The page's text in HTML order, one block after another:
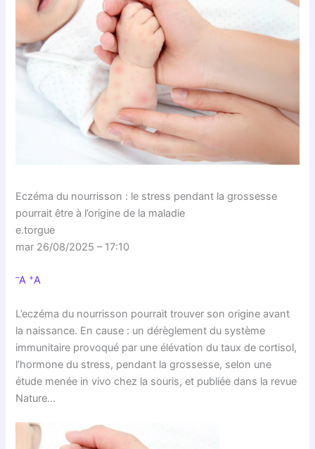
Eczéma du nourrisson : le stress pendant la grossesse
pourrait être à l’origine de la maladie
e.torgue
mar 26/08/2025 – 17:10
–A +A
L’eczéma du nourrisson pourrait trouver son origine avant
la naissance. En cause : un dérèglement du système
immunitaire provoqué par une élévation du taux de cortisol,
l’hormone du stress, pendant la grossesse, selon une
étude menée in vivo chez la souris, et publiée dans la revue
Nature…